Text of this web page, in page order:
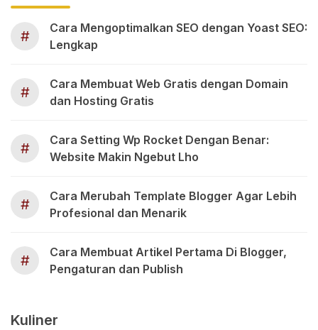
#
Cara Mengoptimalkan SEO dengan Yoast SEO:
Lengkap
#
Cara Membuat Web Gratis dengan Domain
dan Hosting Gratis
#
Cara Setting Wp Rocket Dengan Benar:
Website Makin Ngebut Lho
#
Cara Merubah Template Blogger Agar Lebih
Profesional dan Menarik
#
Cara Membuat Artikel Pertama Di Blogger,
Pengaturan dan Publish
Kuliner